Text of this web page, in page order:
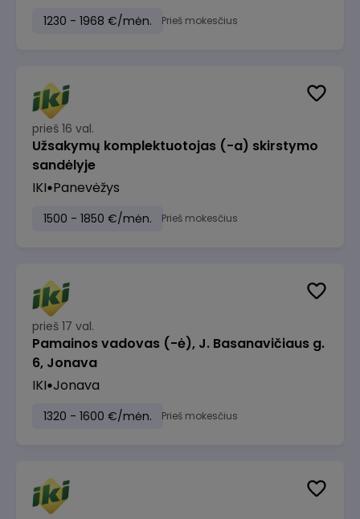
1230 - 1968 €/mėn. Prieš mokesčius
prieš 16 val.
Užsakymų komplektuotojas (-a) skirstymo
sandėlyje
IKI Panevėžys
1500 - 1850 €/mėn. Prieš mokesčius
prieš 17 val.
Pamainos vadovas (-ė), J. Basanavičiaus g.
6, Jonava
IKI Jonava
1320 - 1600 €/mėn. Prieš mokesčius